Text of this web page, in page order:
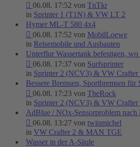
06.08. 17:52 von TnTkr
in Sprinter 1 (T1N) & VW LT 2
Hymer ML-T 580 4x4
06.08. 17:52 von MobilLoewe
in Reisemobile und Ausbauten
Unterflur Wassertank befestigen,
06.08. 17:37 von Surfsprinter
in Sprinter 2 (NCV3) & VW Crafter
Bessere Bremsen, Sportbremsen für
06.08. 17:23 von TheRock
in Sprinter 2 (NCV3) & VW Crafter
AdBlue / NOx-Sensorproblem nach
06.08. 13:27 von twinmichel
in VW Crafter 2 & MAN TGE
Wasser in der A-Säule